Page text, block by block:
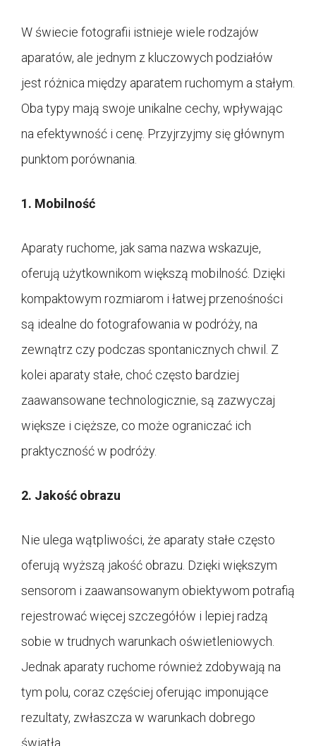
W świecie fotografii istnieje wiele rodzajów
aparatów, ale jednym z kluczowych podziałów
jest różnica między aparatem ruchomym a stałym.
Oba typy mają swoje unikalne cechy, wpływając
na efektywność i cenę. Przyjrzyjmy się głównym
punktom porównania.
1. Mobilność
Aparaty ruchome, jak sama nazwa wskazuje,
oferują użytkownikom większą mobilność. Dzięki
kompaktowym rozmiarom i łatwej przenośności
są idealne do fotografowania w podróży, na
zewnątrz czy podczas spontanicznych chwil. Z
kolei aparaty stałe, choć często bardziej
zaawansowane technologicznie, są zazwyczaj
większe i cięższe, co może ograniczać ich
praktyczność w podróży.
2. Jakość obrazu
Nie ulega wątpliwości, że aparaty stałe często
oferują wyższą jakość obrazu. Dzięki większym
sensorom i zaawansowanym obiektywom potrafią
rejestrować więcej szczegółów i lepiej radzą
sobie w trudnych warunkach oświetleniowych.
Jednak aparaty ruchome również zdobywają na
tym polu, coraz częściej oferując imponujące
rezultaty, zwłaszcza w warunkach dobrego
światła.